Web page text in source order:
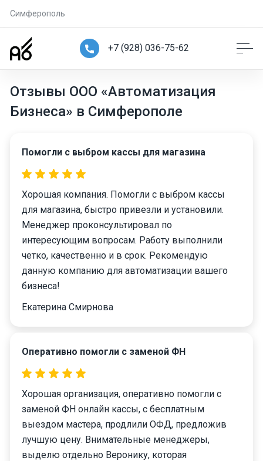
Симферополь
+7 (928) 036-75-62
Отзывы ООО «Автоматизация
Бизнеса» в Симферополе
Помогли с выбром кассы для магазина
Хорошая компания. Помогли с выбром кассы
для магазина, быстро привезли и установили.
Менеджер проконсультировал по
интересующим вопросам. Работу выполнили
четко, качественно и в срок. Рекомендую
данную компанию для автоматизации вашего
бизнеса!
Екатерина Смирнова
Оперативно помогли с заменой ФН
Хорошая организация, оперативно помогли с
заменой ФН онлайн кассы, с бесплатным
выездом мастера, продлили ОФД, предложив
лучшую цену. Внимательные менеджеры,
выделю отдельно Веронику, которая